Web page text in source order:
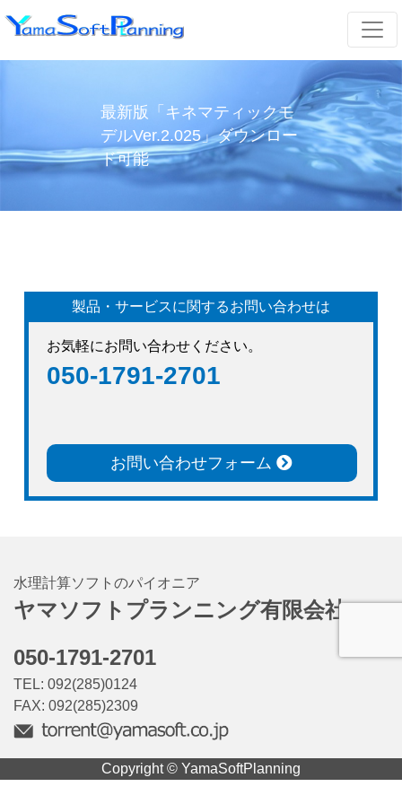
最新版「キネマティックモ
デルVer.2.025」ダウンロー
ド可能
製品・サービスに関するお問い合わせは
お気軽にお問い合わせください。
050-1791-2701
お問い合わせフォーム
水理計算ソフトのパイオニア
ヤマソフトプランニング有限会社
050-1791-2701
TEL: 092(285)0124
FAX: 092(285)2309
Copyright © YamaSoftPlanning